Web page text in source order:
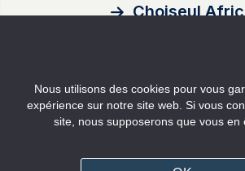
Choiseul
Auteurs
Nous utilisons des cookies pour vous
expérience sur notre site web. Si vous
site, nous supposerons que vous en